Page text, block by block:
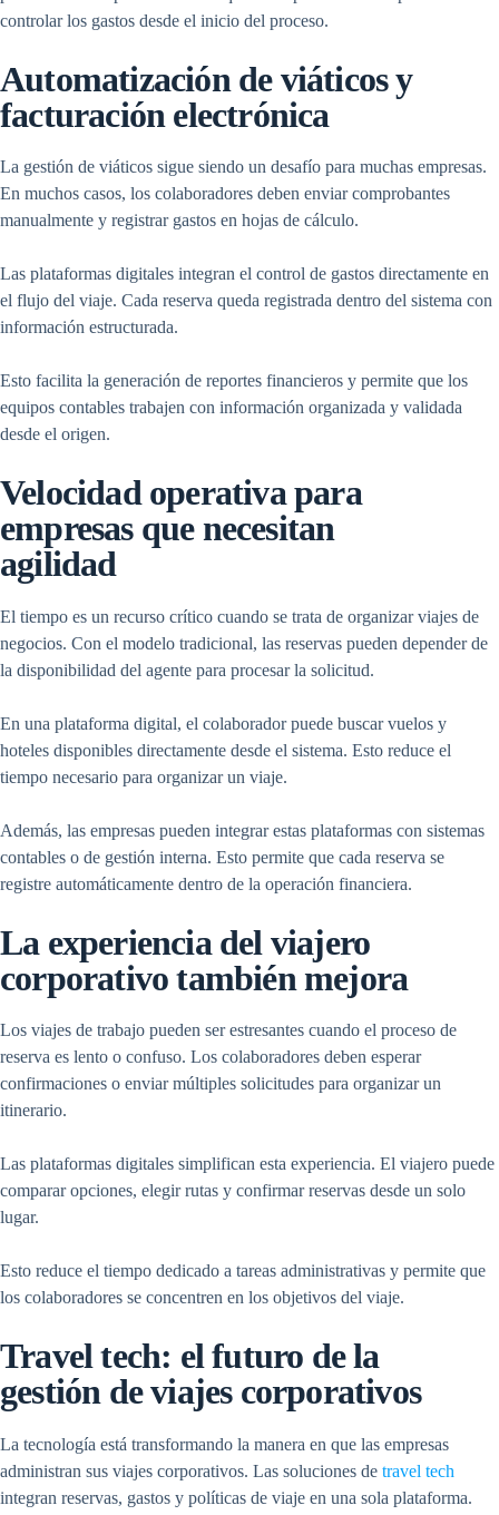
controlar los gastos desde el inicio del proceso.
Automatización de viáticos y
facturación electrónica
La gestión de viáticos sigue siendo un desafío para muchas empresas.
En muchos casos, los colaboradores deben enviar comprobantes
manualmente y registrar gastos en hojas de cálculo.
Las plataformas digitales integran el control de gastos directamente en
el flujo del viaje. Cada reserva queda registrada dentro del sistema con
información estructurada.
Esto facilita la generación de reportes financieros y permite que los
equipos contables trabajen con información organizada y validada
desde el origen.
Velocidad operativa para
empresas que necesitan
agilidad
El tiempo es un recurso crítico cuando se trata de organizar viajes de
negocios. Con el modelo tradicional, las reservas pueden depender de
la disponibilidad del agente para procesar la solicitud.
En una plataforma digital, el colaborador puede buscar vuelos y
hoteles disponibles directamente desde el sistema. Esto reduce el
tiempo necesario para organizar un viaje.
Además, las empresas pueden integrar estas plataformas con sistemas
contables o de gestión interna. Esto permite que cada reserva se
registre automáticamente dentro de la operación financiera.
La experiencia del viajero
corporativo también mejora
Los viajes de trabajo pueden ser estresantes cuando el proceso de
reserva es lento o confuso. Los colaboradores deben esperar
confirmaciones o enviar múltiples solicitudes para organizar un
itinerario.
Las plataformas digitales simplifican esta experiencia. El viajero puede
comparar opciones, elegir rutas y confirmar reservas desde un solo
lugar.
Esto reduce el tiempo dedicado a tareas administrativas y permite que
los colaboradores se concentren en los objetivos del viaje.
Travel tech: el futuro de la
gestión de viajes corporativos
La tecnología está transformando la manera en que las empresas
administran sus viajes corporativos. Las soluciones de travel tech
integran reservas, gastos y políticas de viaje en una sola plataforma.